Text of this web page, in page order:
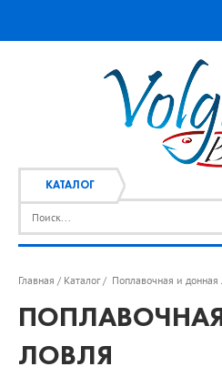
КАТАЛОГ
Главная / Каталог / Поплавочная и донная
ЛОВЛЯ